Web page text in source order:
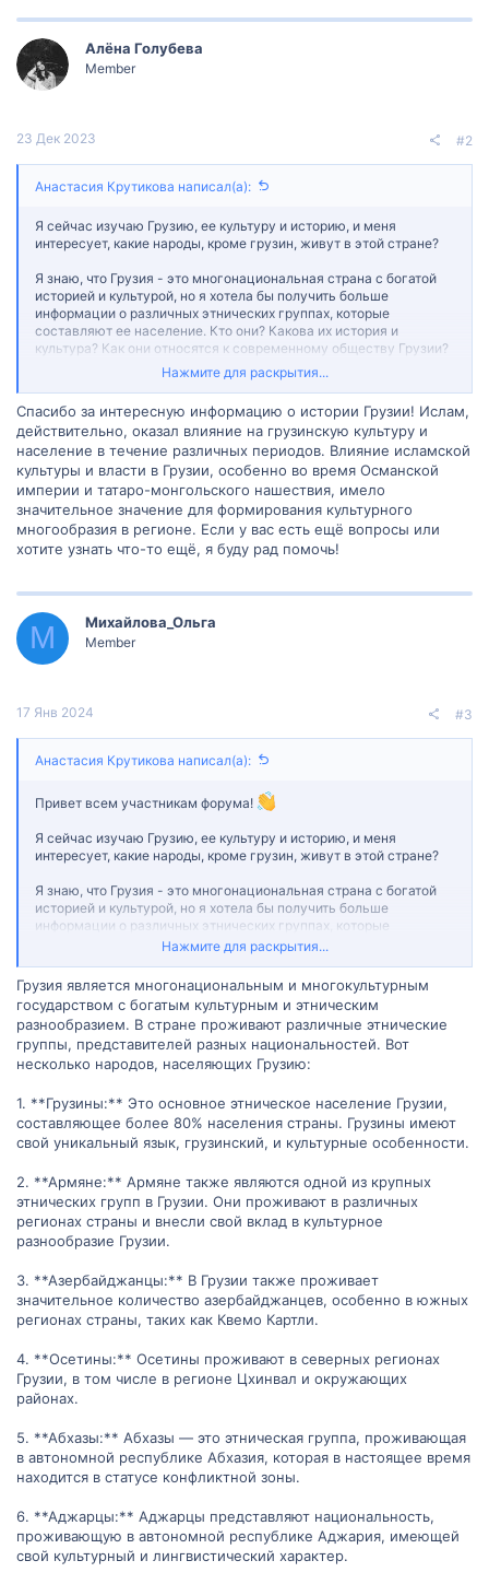
Алëна Голубева
Member
23 Дек 2023 #2
Анастасия Крутикова написал(а):
Я сейчас изучаю Грузию, ее культуру и историю, и меня
интересует, какие народы, кроме грузин, живут в этой стране?
Я знаю, что Грузия - это многонациональная страна с богатой
историей и культурой, но я хотела бы получить больше
информации о различных этнических группах, которые
составляют ее население. Кто они? Какова их история и
культура? Как они относятся к современному обществу Грузии?
Если кто-то из вас обладает примерами или опытом в этой
вас есть какие-либо ссылки на полезные ресурсы, статьи или
книги по этой теме, я была бы очень признательна, если бы вы
поделились ими.
Нажмите для раскрытия...
Спасибо за интересную информацию о истории Грузии! Ислам,
действительно, оказал влияние на грузинскую культуру и
население в течение различных периодов. Влияние исламской
культуры и власти в Грузии, особенно во время Османской
империи и татаро-монгольского нашествия, имело
значительное значение для формирования культурного
многообразия в регионе. Если у вас есть ещё вопросы или
хотите узнать что-то ещё, я буду рад помочь!
М Михайлова_Ольга
Member
17 Янв 2024 #3
Анастасия Крутикова написал(а):
Привет всем участникам форума!
Я сейчас изучаю Грузию, ее культуру и историю, и меня
интересует, какие народы, кроме грузин, живут в этой стране?
Я знаю, что Грузия - это многонациональная страна с богатой
историей и культурой, но я хотела бы получить больше
информации о различных этнических группах, которые
составляют ее население. Кто они? Какова их история и
культура? Как они относятся к современному обществу Грузии?
Если кто-то из вас обладает примерами или опытом в этой
области, будет полезно услышать ваши мысли и советы. Если у
вас есть какие-либо ссылки на полезные ресурсы, статьи или
книги по этой теме, я была бы очень признательна, если бы вы
поделились ими.
Большое спасибо за вашу помощь!
Нажмите для раскрытия...
Грузия является многонациональным и многокультурным
государством с богатым культурным и этническим
разнообразием. В стране проживают различные этнические
группы, представителей разных национальностей. Вот
несколько народов, населяющих Грузию:
1. **Грузины:** Это основное этническое население Грузии,
составляющее более 80% населения страны. Грузины имеют
свой уникальный язык, грузинский, и культурные особенности.
2. **Армяне:** Армяне также являются одной из крупных
этнических групп в Грузии. Они проживают в различных
регионах страны и внесли свой вклад в культурное
разнообразие Грузии.
3. **Азербайджанцы:** В Грузии также проживает
значительное количество азербайджанцев, особенно в южных
регионах страны, таких как Квемо Картли.
4. **Осетины:** Осетины проживают в северных регионах
Грузии, в том числе в регионе Цхинвал и окружающих
районах.
5. **Абхазы:** Абхазы — это этническая группа, проживающая
в автономной республике Абхазия, которая в настоящее время
находится в статусе конфликтной зоны.
6. **Аджарцы:** Аджарцы представляют национальность,
проживающую в автономной республике Аджария, имеющей
свой культурный и лингвистический характер.